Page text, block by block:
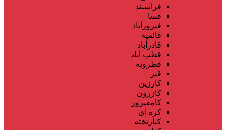
فراشبند
فسا
فیروزآباد
قائمیه
قادرآباد
قطب آباد
قطرویه
قیر
کارزین
کازرون
کامفیروز
کره ای
کنارتخته